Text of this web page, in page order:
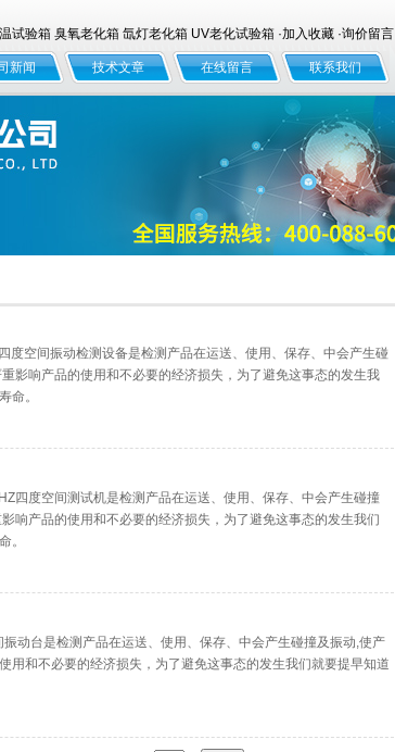
试验箱 臭氧老化箱 氙灯老化箱 UV老化试验箱 ·加入收藏·询价留言
新闻 技术文章 在线留言 联系我们
度空间振动检测设备是检测产品在运送、使用、保存、中会产生碰
影响产品的使用和不必要的经济损失，为了避免这事态的发生我
命。
四度空间测试机是检测产品在运送、使用、保存、中会产生碰撞
响产品的使用和不必要的经济损失，为了避免这事态的发生我们
。
动台是检测产品在运送、使用、保存、中会产生碰撞及振动,使产
用和不必要的经济损失，为了避免这事态的发生我们就要提早知道